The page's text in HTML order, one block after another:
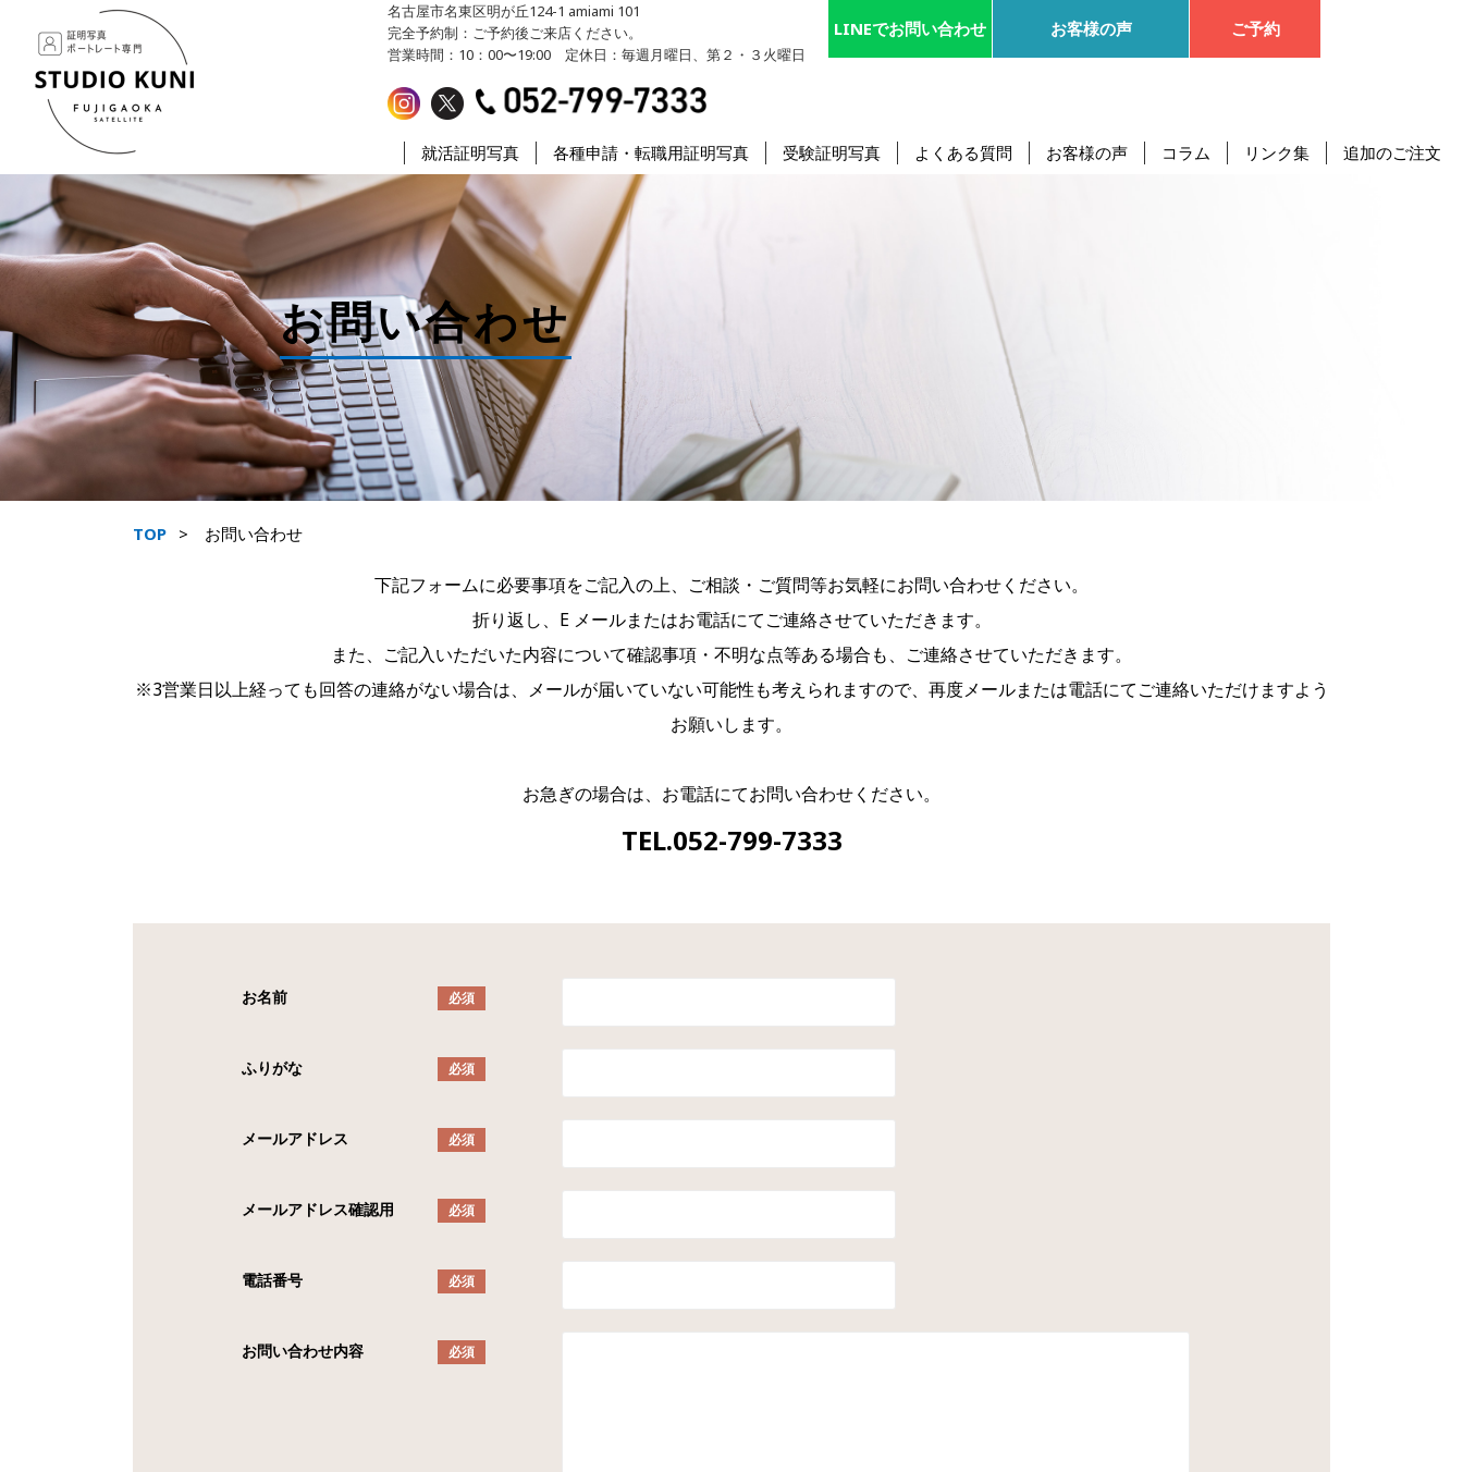
名古屋市名東区のお宮参り・七五三・成人式の記念写真撮影、証明写真撮影なら【スタジオ・クニ】にお任せください。
名古屋市名東区明が丘124-1 amiami 101
完全予約制：ご予約後ご来店ください。
営業時間：10：00〜19:00 定休日：毎週月曜日、第２・３火曜日
LINEでお問い合わせ お客様の声 ご予約
就活証明写真 各種申請・転職用証明写真 受験証明写真 よくある質問 お客様の声 コラム リンク集 追加のご注文
お問い合わせ
TOP お問い合わせ
下記フォームに必要事項をご記入の上、ご相談・ご質問等お気軽にお問い合わせください。
折り返し、E メールまたはお電話にてご連絡させていただきます。
また、ご記入いただいた内容について確認事項・不明な点等ある場合も、ご連絡させていただきます。
※3営業日以上経っても回答の連絡がない場合は、メールが届いていない可能性も考えられますので、再度メールまたは電話にてご連絡いただけますよう
お願いします。
お急ぎの場合は、お電話にてお問い合わせください。
TEL.052-799-7333
必須
お名前
必須
ふりがな
必須
メールアドレス
必須
メールアドレス確認用
必須
電話番号
必須
お問い合わせ内容